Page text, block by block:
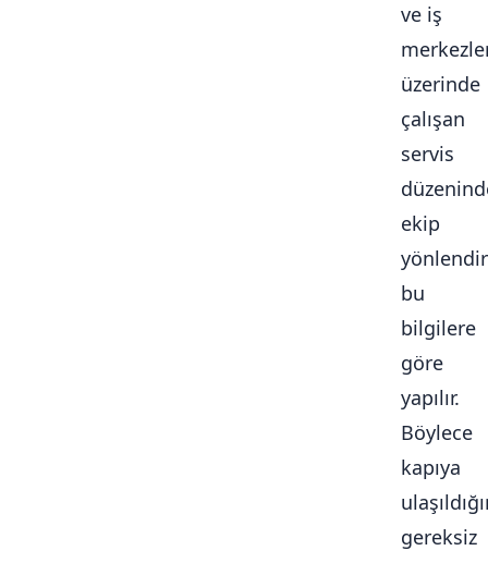
ve iş
üzerinde
çalışan
servis
ekip
bu
bilgilere
göre
yapılır.
Böylece
kapıya
gereksiz